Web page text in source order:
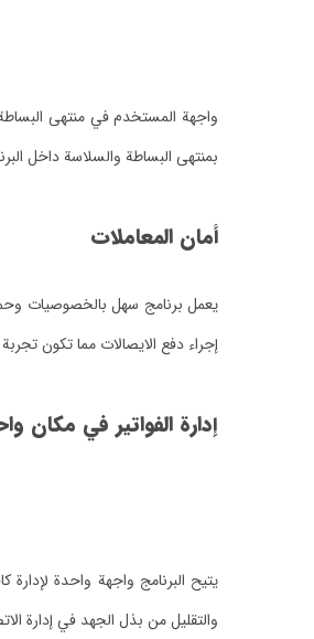
واجهة المستخدم في منتهى البساطة
بمنتهى البساطة والسلاسة داخل
أمان المعاملات
يعمل برنامج سهل بالخصوصيات
إجراء دفع الايصالات مما تكون
إدارة الفواتير في مكان
يتيح البرنامج واجهة واحدة
والتقليل من بذل الجهد في إدارة